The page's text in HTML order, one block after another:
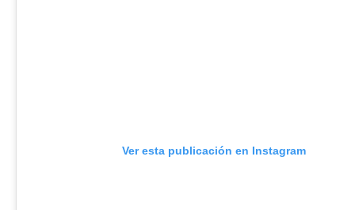
Ver esta publicación en Instagram